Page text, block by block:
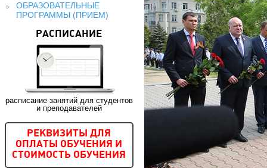
ОБРАЗОВАТЕЛЬНЫЕ
ПРОГРАММЫ (ПРИЕМ)
РАСПИСАНИЕ
расписание занятий для студентов
и преподавателей
РЕКВИЗИТЫ ДЛЯ
ОПЛАТЫ ОБУЧЕНИЯ И
СТОИМОСТЬ ОБУЧЕНИЯ